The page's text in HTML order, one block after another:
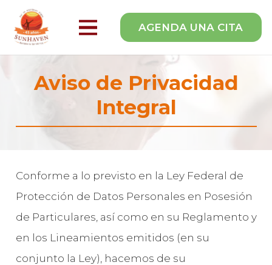
AGENDA UNA CITA
Aviso de Privacidad
Integral
Conforme a lo previsto en la Ley Federal de
Protección de Datos Personales en Posesión
de Particulares, así como en su Reglamento y
en los Lineamientos emitidos (en su
conjunto la Ley), hacemos de su